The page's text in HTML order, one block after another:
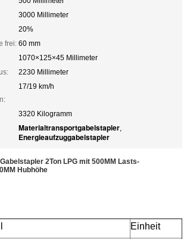
3000 Millimeter
20%
frei: 60 mm
1070×125×45 Millimeter
2230 Millimeter
17/19 km/h
3320 Kilogramm
Materialtransportgabelstapler,
Energieaufzuggabelstapler
2Ton LPG mit 500MM Lasts-
Hubhöhe
Einheit